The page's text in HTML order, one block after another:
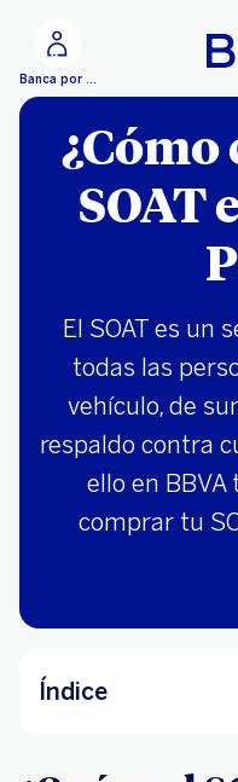
Banca por Internet
SOAT
El SOAT es un
todas las
vehículo, de
respaldo contra
ello en
comprar tu
Índice